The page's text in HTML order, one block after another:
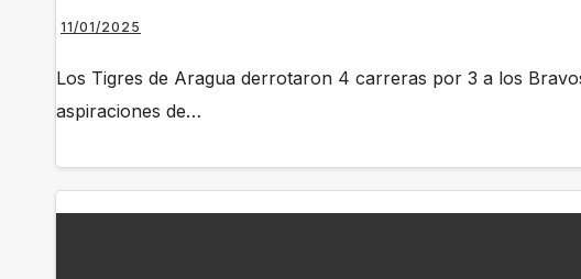
11/01/2025
Los Tigres de Aragua derrotaron 4 carreras por 3 a los
aspiraciones de…